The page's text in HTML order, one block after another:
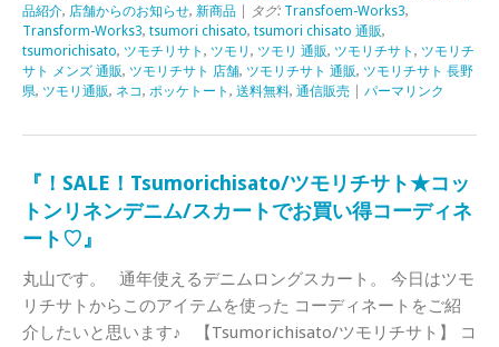
品紹介, 店舗からのお知らせ, 新商品 | タグ: Transfoem-Works3,
Transform-Works3, tsumori chisato, tsumori chisato 通販,
tsumorichisato, ツモチリサト , ツモリ , ツモリ 通販, ツモリチサト , ツモリチ
サト メンズ 通販, ツモリチサト 店舗, ツモリチサト 通販, ツモリチサト 長野
県, ツモリ通販, ネコ, ポッケトート , 送料無料, 通信販売 パーマリンク
『！SALE！Tsumorichisato/ツモリチサト★コッ
トンリネンデニム/スカートでお買い得コーディネ
ート♡』
丸山です。 通年使えるデニムロングスカート。 今日はツモ
リチサトからこのアイテムを使った コーディネートをご紹
介したいと思います♪ 【Tsumorichisato/ツモリチサト】 コ